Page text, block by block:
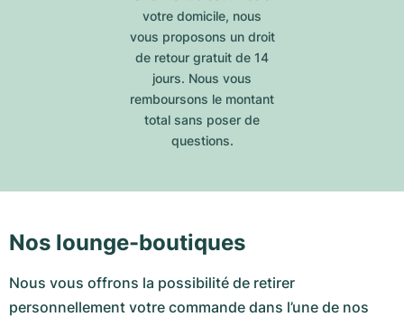
votre domicile, nous
vous proposons un droit
de retour gratuit de 14
jours. Nous vous
remboursons le montant
total sans poser de
questions.
Nos lounge-boutiques
Nous vous offrons la possibilité de retirer
personnellement votre commande dans l’une de nos